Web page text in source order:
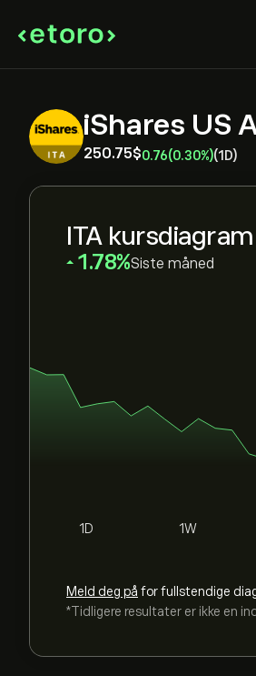
iShares US
250.75‎$‎0.76(0.30%)(1D)
ITA kursdiagram
‎1.78‎ Siste måned
1D 1W
Meld deg på for fullstendige
*Tidligere resultater er ikke en